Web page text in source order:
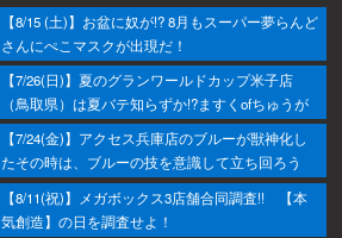
【8/15 (土)】お盆に奴が!? 8月もスーパー夢らんど
さんにぺこマスクが出現だ！
【7/26(日)】夏のグランワールドカップ米子店
（鳥取県）は夏バテ知らずか!?ますくofちゅうが
調査してきたで～！
【7/24(金)】アクセス兵庫店のブルーが獣神化し
たその時は、ブルーの技を意識して立ち回ろう
ぞ！
【8/11(祝)】メガボックス3店舗合同調査!! 【本
気創造】の日を調査せよ！